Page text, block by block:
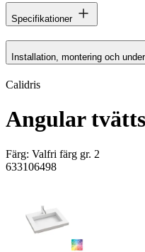
Specifikationer
Installation, montering och
Calidris
Angular
Färg: Valfri färg gr. 2
633106498